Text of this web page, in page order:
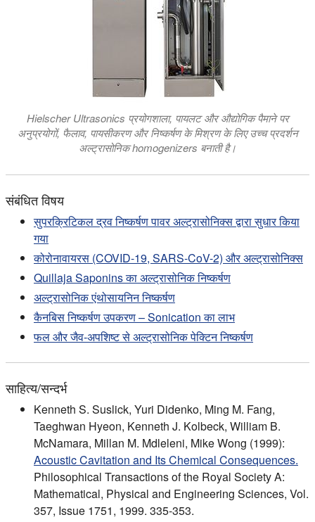
Hielscher Ultrasonics प्रयोगशाला, पायलट और औद्योगिक पैमाने पर
अनुप्रयोगों, फैलाव, पायसीकरण और निष्कर्षण के मिश्रण के लिए उच्च प्रदर्शन
अल्ट्रासोनिक homogenizers बनाती है।
संबंधित विषय
सुपरक्रिटिकल द्रव निष्कर्षण पावर अल्ट्रासोनिक्स द्वारा सुधार किया
गया
कोरोनावायरस (COVID-19, SARS-CoV-2) और अल्ट्रासोनिक्स
Quillaja Saponins का अल्ट्रासोनिक निष्कर्षण
अल्ट्रासोनिक एंथोसायनिन निष्कर्षण
कैनबिस निष्कर्षण उपकरण – Sonication का लाभ
फल और जैव-अपशिष्ट से अल्ट्रासोनिक पेक्टिन निष्कर्षण
साहित्य/सन्दर्भ
Kenneth S. Suslick, Yuri Didenko, Ming M. Fang,
Taeghwan Hyeon, Kenneth J. Kolbeck, William B.
McNamara, Millan M. Mdleleni, Mike Wong (1999):
Acoustic Cavitation and Its Chemical Consequences.
Philosophical Transactions of the Royal Society A:
Mathematical, Physical and Engineering Sciences, Vol.
357, Issue 1751, 1999. 335-353.